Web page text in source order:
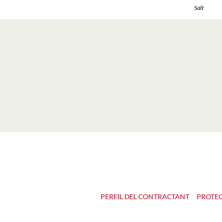
Salt
PERFIL DEL CONTRACTANT